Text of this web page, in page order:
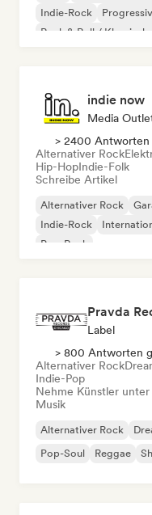
Indie-Rock
Rock & Roll /
indie now
Media
> 2400 Antworten
Alternativer Rock
Hip-HopIndie-Folk
Schreibe Artikel
Alternativer Rock
Indie-Rock
Pop-Rock
Pravda
Label
> 800 Antworten
Alternativer Rock
Indie-Pop
Nehme Künstler
Musik
Alternativer Rock
Pop-Soul
Reggae